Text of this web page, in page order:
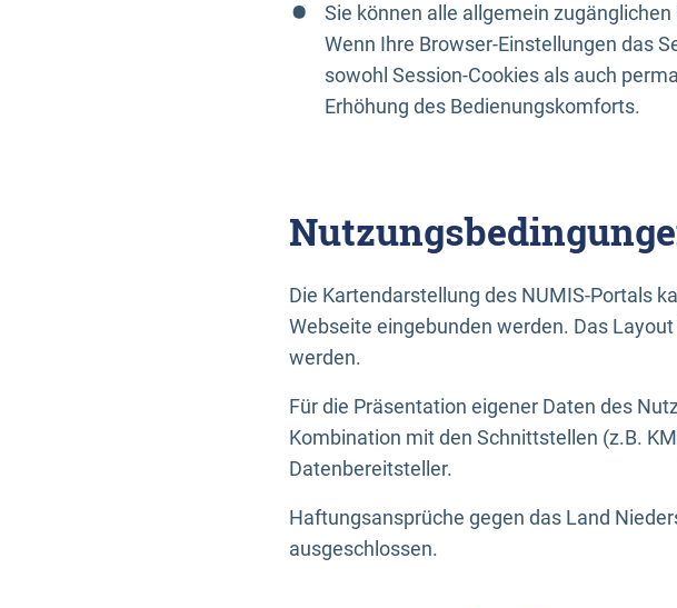
Sie können alle allgemein
Wenn Ihre Browser-Einstellungen das
sowohl Session-Cookies als auch
Erhöhung des Bedienungskomforts.
Die Kartendarstellung des NUMIS-Portals
Webseite eingebunden werden. Das
werden.
Für die Präsentation eigener Daten des
Kombination mit den Schnittstellen (z.B.
Datenbereitsteller.
Haftungsansprüche gegen das Land
ausgeschlossen.